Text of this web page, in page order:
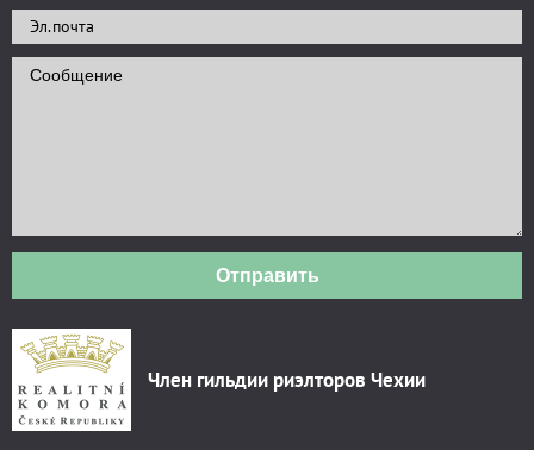
Отправить
Член гильдии риэлторов Чехии